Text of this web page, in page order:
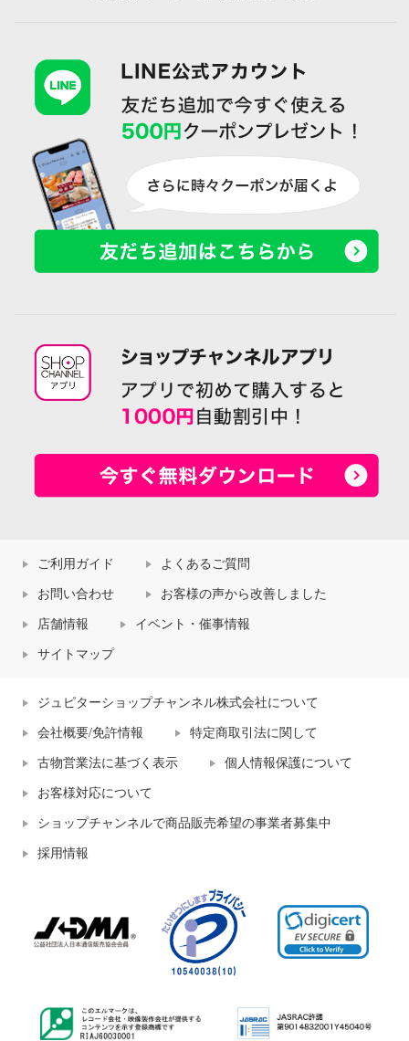
ご利用ガイド よくあるご質問
お問い合わせ お客様の声から改善しました
店舗情報 イベント・催事情報
サイトマップ
ジュピターショップチャンネル株式会社について
会社概要/免許情報 特定商取引法に関して
古物営業法に基づく表示 個人情報保護について
お客様対応について
ショップチャンネルで商品販売希望の事業者募集中
採用情報